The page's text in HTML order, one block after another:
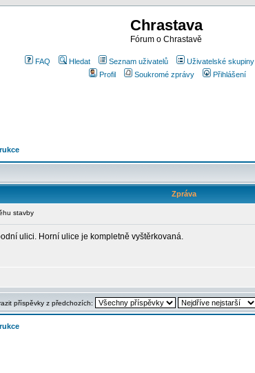
Chrastava
Fórum o Chrastavě
FAQ Hledat Seznam uživatelů Uživatelské skupiny
Profil
Soukromé zprávy Přihlášení
Zpráva
stavby
ulici. Horní ulice je kompletně vyštěrkovaná.
příspěvky z předchozích: